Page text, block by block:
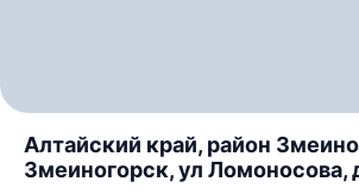
Алтайский край, район
Змеиногорск, ул Ломоносова,